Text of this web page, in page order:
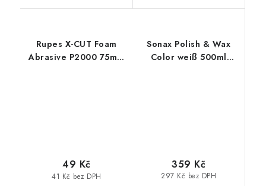
Rupes X-CUT Foam
Abrasive P2000 75mm
41 Kč bez DPH
49 Kč
Sonax Polish & Wax
Color weiß 500ml
297 Kč bez DPH
359 Kč